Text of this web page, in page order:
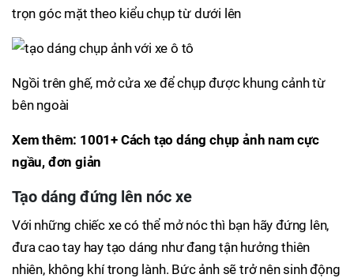
trọn góc mặt theo kiểu chụp từ dưới lên
Ngồi trên ghế, mở cửa xe để chụp được khung cảnh từ
bên ngoài
Xem thêm: 1001+ Cách tạo dáng chụp ảnh nam cực
ngầu, đơn giản
Tạo dáng đứng lên nóc xe
Với những chiếc xe có thể mở nóc thì bạn hãy đứng lên,
đưa cao tay hay tạo dáng như đang tận hưởng thiên
nhiên, không khí trong lành. Bức ảnh sẽ trở nên sinh động